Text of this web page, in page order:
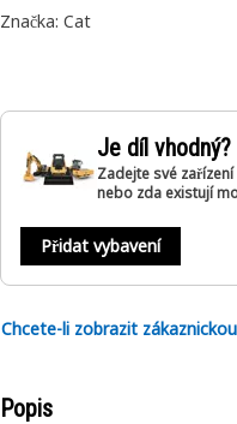
Značka: Cat
Je díl vhodný?
Zadejte své
nebo zda existují
Přidat vybavení
Chcete-li zobrazit
Popis